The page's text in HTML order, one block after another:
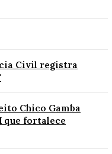
Civil registra
Chico Gamba
que fortalece